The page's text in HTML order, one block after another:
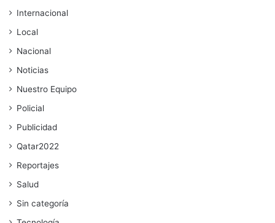
Internacional
Local
Nacional
Noticias
Nuestro Equipo
Policial
Publicidad
Qatar2022
Reportajes
Salud
Sin categoría